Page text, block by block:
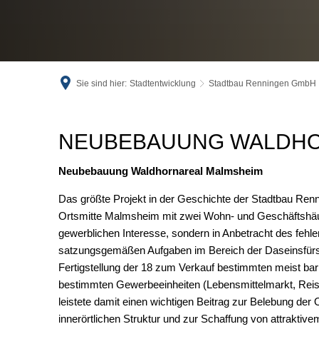
Sie sind hier: Stadtentwicklung Stadtbau Renningen GmbH
Neubebauung
Waldhornareal
Malmsheim
NEUBEBAUUNG
Neubebauung Waldhornareal Malmsheim
Das größte Projekt in der Geschichte der Stadtbau
Ortsmitte Malmsheim mit zwei Wohn- und
gewerblichen Interesse, sondern in Anbetracht des
satzungsgemäßen Aufgaben im Bereich der
Fertigstellung der 18 zum Verkauf bestimmten meist
bestimmten Gewerbeeinheiten (Lebensmittelmarkt,
leistete damit einen wichtigen Beitrag zur Belebung
innerörtlichen Struktur und zur Schaffung von